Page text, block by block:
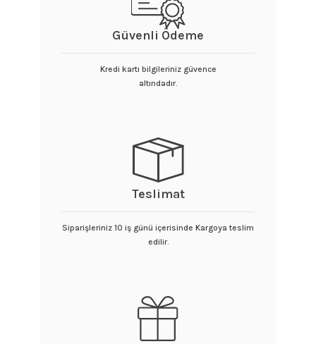
Güvenli Ödeme
Kredi kartı bilgileriniz güvence
altındadır.
Teslimat
Siparişleriniz 10 iş günü içerisinde Kargoya teslim
edilir.